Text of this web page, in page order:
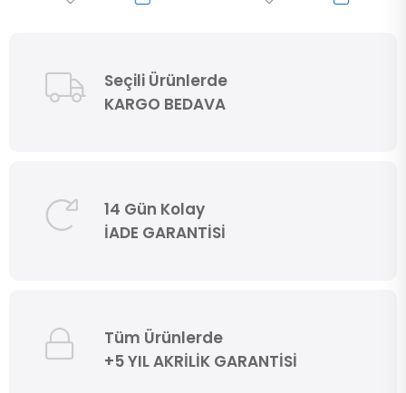
Seçili Ürünlerde
KARGO BEDAVA
14 Gün Kolay
İADE GARANTİSİ
Tüm Ürünlerde
+5 YIL AKRİLİK GARANTİSİ